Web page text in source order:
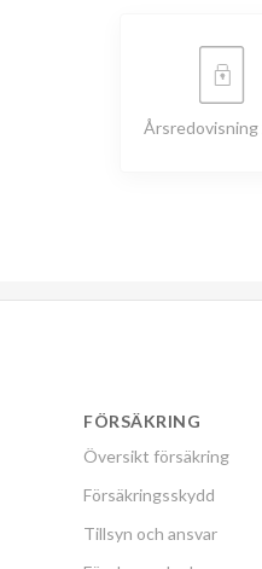
Årsredovisning
FÖRSÄKRING
Översikt försäkring
Försäkringsskydd
Tillsyn och ansvar